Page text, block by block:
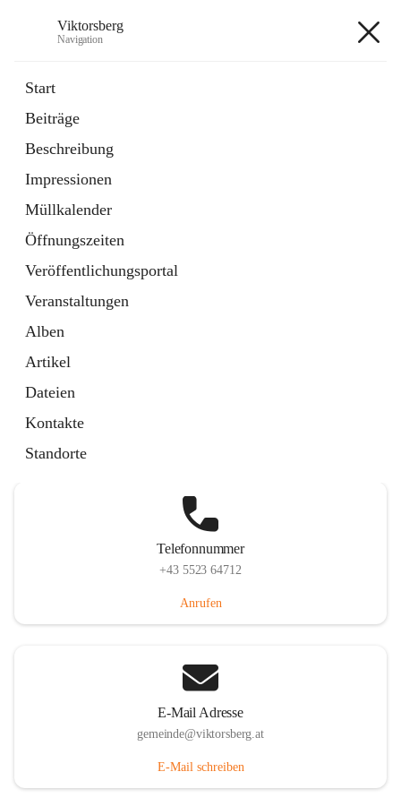
Viktorsberg
Navigation
Start
Beiträge
Beschreibung
Impressionen
Müllkalender
Öffnungszeiten
Veröffentlichungsportal
Veranstaltungen
Alben
Artikel
Dateien
Kontakte
Standorte
1 Schnellzugriff
Bürgerservice
10 Schnellzugriffe
Telefonnummer
+43 5523 64712
Anrufen
E-Mail Adresse
gemeinde@viktorsberg.at
E-Mail schreiben